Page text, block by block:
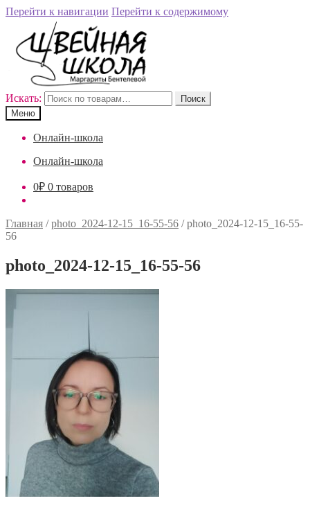
Перейти к навигации Перейти к содержимому
Искать:
Поиск
Меню
Онлайн-школа
Онлайн-школа
0₽ 0 товаров
Главная /photo_2024-12-15_16-55-56 /photo_2024-12-15_16-55-
56
photo_2024-12-15_16-55-56